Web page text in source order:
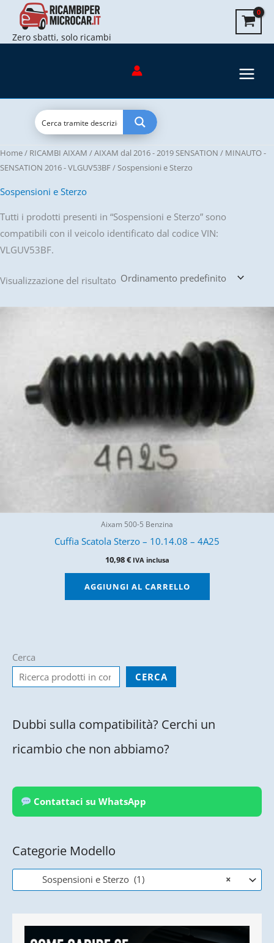
contenuto
Zero sbatti, solo ricambi
Home/ RICAMBI AIXAM /AIXAM dal 2016 - 2019 SENSATION / MINAUTO -
SENSATION 2016 - VLGUV53BF/ Sospensioni e Sterzo
Sospensioni e Sterzo
Tutti i prodotti presenti in “Sospensioni e Sterzo” sono
compatibili con il veicolo identificato dal codice VIN:
VLGUV53BF.
Visualizzazione del risultato
Aixam 500-5 Benzina
Cuffia Scatola Sterzo – 10.14.08 – 4A25
10,98€ IVA inclusa
AGGIUNGI AL CARRELLO
Cerca
CERCA
Dubbi sulla compatibilità? Cerchi un
ricambio che non abbiamo?
Contattaci su WhatsApp
Categorie Modello
×
Sospensioni e Sterzo (1)